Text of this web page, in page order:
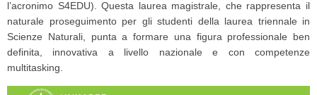
l’acronimo S4EDU). Questa laurea magistrale, che rappresenta il
naturale proseguimento per gli studenti della laurea triennale in
Scienze Naturali, punta a formare una figura professionale ben
definita, innovativa a livello nazionale e con competenze
multitasking.